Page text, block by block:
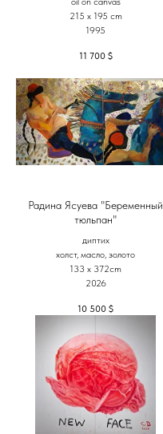
215 x 195 cm
1995
11 700 $
Радина Ясуева "Беременный
тюльпан"
диптих
холст, масло, золото
133 х 372cm
2026
10 500 $